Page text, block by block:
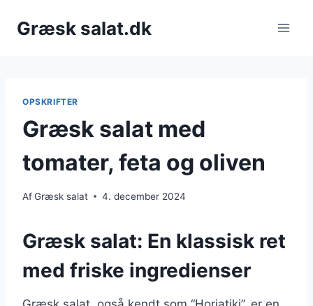
Græsk salat.dk
OPSKRIFTER
Græsk salat med
tomater, feta og oliven
AfGræsk salat 4. december 2024
Græsk salat: En klassisk ret
med friske ingredienser